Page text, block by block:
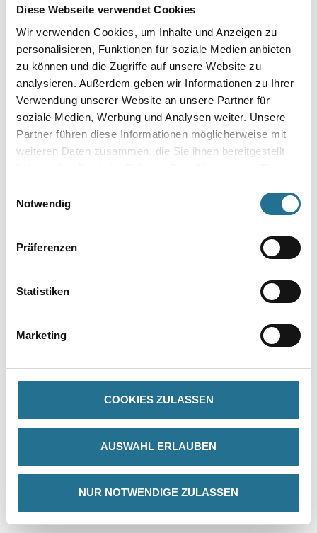
Diese Webseite verwendet Cookies
Wir verwenden Cookies, um Inhalte und Anzeigen zu
personalisieren, Funktionen für soziale Medien anbieten
zu können und die Zugriffe auf unsere Website zu
analysieren. Außerdem geben wir Informationen zu Ihrer
Verwendung unserer Website an unsere Partner für
soziale Medien, Werbung und Analysen weiter. Unsere
Partner führen diese Informationen möglicherweise mit
weiteren Daten zusammen, die Sie ihnen bereitgestellt
haben oder die sie im Rahmen Ihrer Nutzung der Dienste
Notwendig
Präferenzen
Statistiken
Marketing
COOKIES ZULASSEN
AUSWAHL ERLAUBEN
NUR NOTWENDIGE ZULASSEN
Gebinde
Umrechnungsfaktoren
Verarbeitungstemp./Luftfeuchte
DATENBLÄTTER